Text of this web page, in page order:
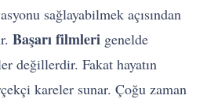
sağlayabilmek açısından
Başarı filmleri genelde
değillerdir. Fakat hayatın
kareler sunar. Çoğu zaman